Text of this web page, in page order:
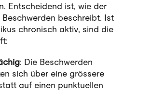
Entscheidend ist, wie der
Beschwerden beschreibt. Ist
chronisch aktiv, sind die
: Die Beschwerden
sich über eine grössere
auf einen punktuellen